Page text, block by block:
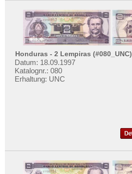
Honduras - 2 Lempiras (#080_UNC)
Datum: 18.09.1997
Katalognr.: 080
Erhaltung: UNC